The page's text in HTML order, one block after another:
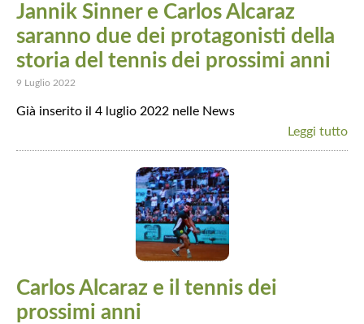
Jannik Sinner e Carlos Alcaraz
saranno due dei protagonisti della
storia del tennis dei prossimi anni
9 Luglio 2022
Già inserito il 4 luglio 2022 nelle News
Leggi tutto
Carlos Alcaraz e il tennis dei
prossimi anni